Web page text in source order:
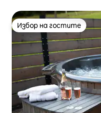
Избор на гостите
Избор на гостите